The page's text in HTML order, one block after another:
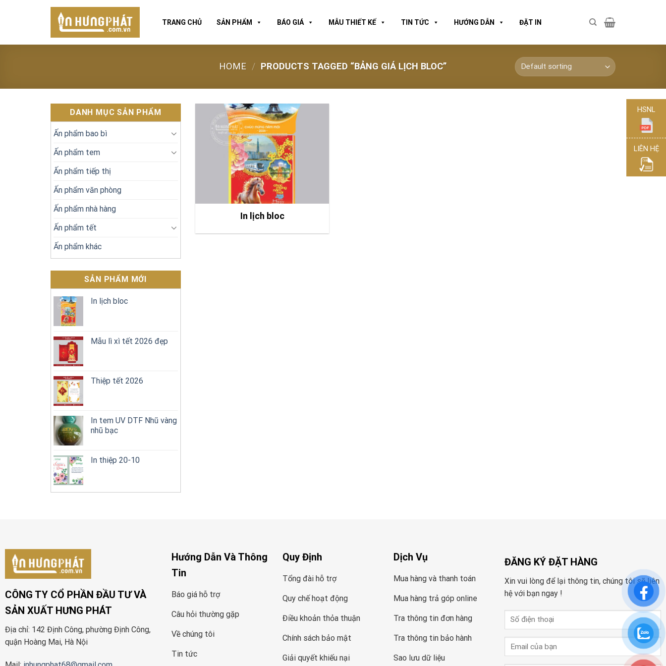
TRANG CHỦ SẢN PHẨM BÁO GIÁ MẪU THIẾT KẾ TIN TỨC HƯỚNG DẪN ĐẶT IN
HOME / PRODUCTS TAGGED “BẢNG GIÁ LỊCH BLOC”
DANH MỤC SẢN PHẨM
Ấn phẩm bao bì
Ấn phẩm tem
Ấn phẩm tiếp thị
Ấn phẩm văn phòng
Ấn phẩm nhà hàng
Ấn phẩm tết
Ấn phẩm khác
SẢN PHẨM MỚI
In lịch bloc
Mẫu lì xì tết 2026 đẹp
Thiệp tết 2026
In tem UV DTF Nhũ vàng
nhũ bạc
In thiệp 20-10
In lịch bloc
CÔNG TY CỔ PHẦN ĐẦU TƯ VÀ
SẢN XUẤT HƯNG PHÁT
Địa chỉ: 142 Định Công, phường Định Công,
quận Hoàng Mai, Hà Nội
Hướng Dẫn Và Thông
Tin
Báo giá hỗ trợ
Câu hỏi thường gặp
Về chúng tôi
Tin tức
Quy Định
Tổng đài hỗ trợ
Quy chế hoạt động
Điều khoản thỏa thuận
Chính sách bảo mật
Giải quyết khiếu nại
Dịch Vụ
Mua hàng và thanh toán
Mua hàng trả góp online
Tra thông tin đơn hàng
Tra thông tin bảo hành
Sao lưu dữ liệu
ĐĂNG KÝ ĐẶT HÀNG
Xin vui lòng để lại thông tin, chúng tôi sẽ liên
hệ với bạn ngay !
HSNL
LIÊN HỆ